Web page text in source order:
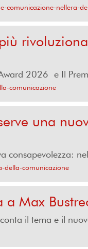
comunicazione-nellera-
2026 e Il
comunicazione
una
della-comunicazione
a Max
il tema e il